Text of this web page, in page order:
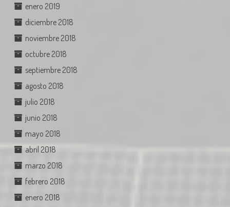
enero 2019
diciembre 2018
noviembre 2018
octubre 2018
septiembre 2018
agosto 2018
julio 2018
junio 2018
mayo 2018
abril 2018
marzo 2018
febrero 2018
enero 2018